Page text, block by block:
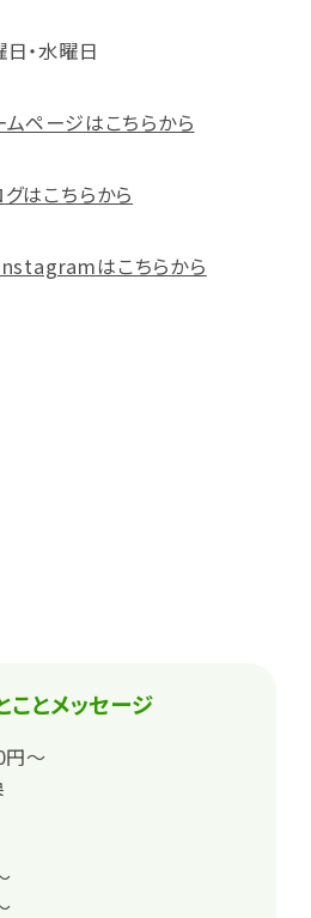
・水曜日
ムページはこちらから
はこちらから
はこちらから
ことメッセージ
～